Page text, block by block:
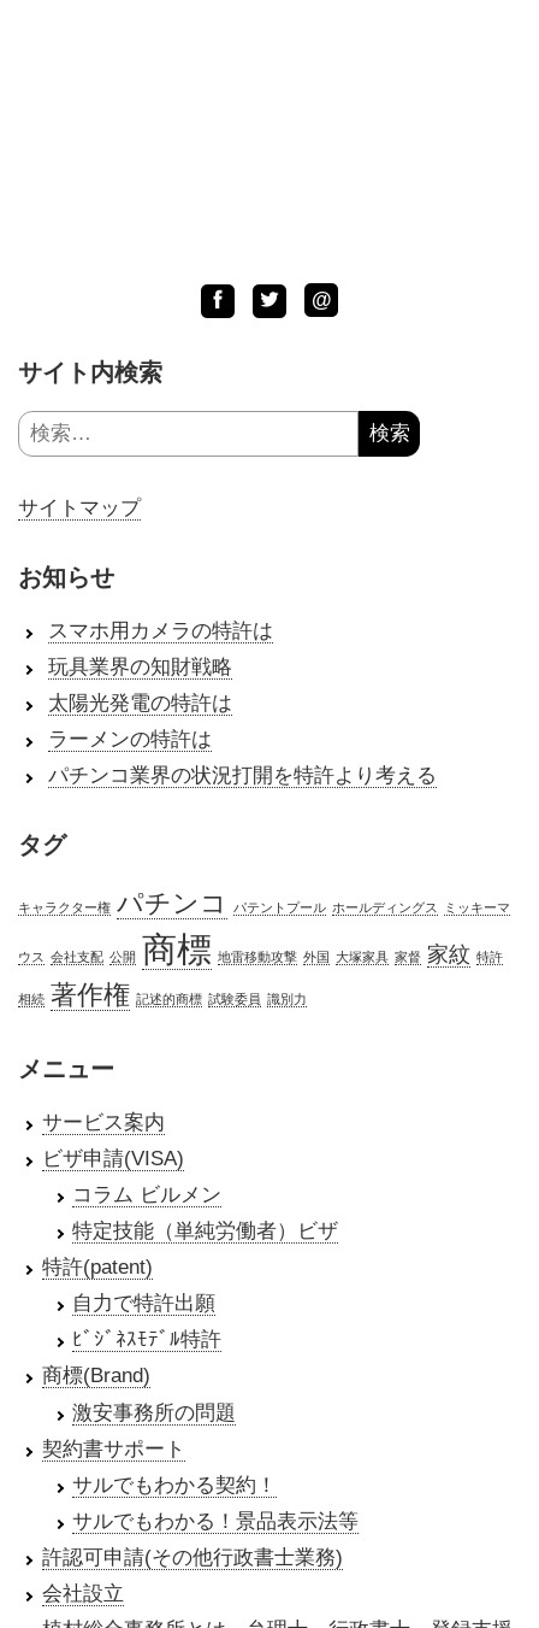
Facebook
TwitterLINE
@
サイト内検索
検
索:
サイトマップ
お知らせ
スマホ用カメラの特許は
玩具業界の知財戦略
太陽光発電の特許は
ラーメンの特許は
パチンコ業界の状況打開を特許より考える
タグ
キャラクター権 パチンコ パテントプール ホールディングス ミッキーマ
ウス 会社支配 公開 商標 地雷移動攻撃 外国 大塚家具 家督 家紋 特許
相続 著作権 記述的商標 試験委員 識別力
メニュー
サービス案内
ビザ申請(VISA)
コラム ビルメン
特定技能（単純労働者）ビザ
特許(patent)
自力で特許出願
ﾋﾞｼﾞﾈｽﾓﾃﾞﾙ特許
商標(Brand)
激安事務所の問題
契約書サポート
サルでもわかる契約！
サルでもわかる！景品表示法等
許認可申請(その他行政書士業務)
会社設立